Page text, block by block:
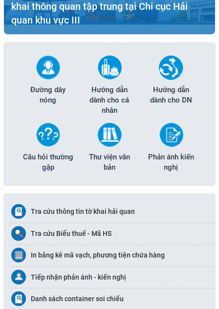
thông quan tập trung tại Chi cục Hải
khu vực III
Đường dây
nóng
Hướng dẫn
dành cho cá
nhân
Hướng dẫn
dành cho DN
Câu hỏi thường
gặp
Thư viện văn
bản
Phản ánh kiến
nghị
Tra cứu thông tin tờ khai hải quan
Tra cứu Biểu thuế - Mã HS
In bảng kê mã vạch, phương tiện chứa hàng
Tiếp nhận phản ánh - kiến nghị
​​Danh sách container soi chiếu